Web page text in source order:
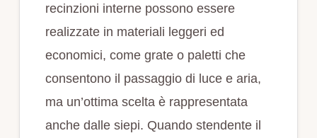
recinzioni interne possono essere
realizzate in materiali leggeri ed
economici, come grate o paletti che
consentono il passaggio di luce e aria,
ma un’ottima scelta è rappresentata
anche dalle siepi. Quando stendente il